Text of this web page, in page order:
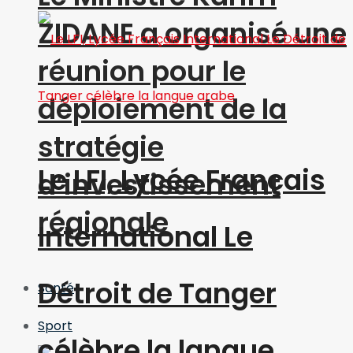
ZIDANE a organisé une
réunion pour le
déploiement de la
stratégie
d’investissement
régionale
Santé
Sport
Le LFI, Lycée Français
International Le
Détroit de Tanger